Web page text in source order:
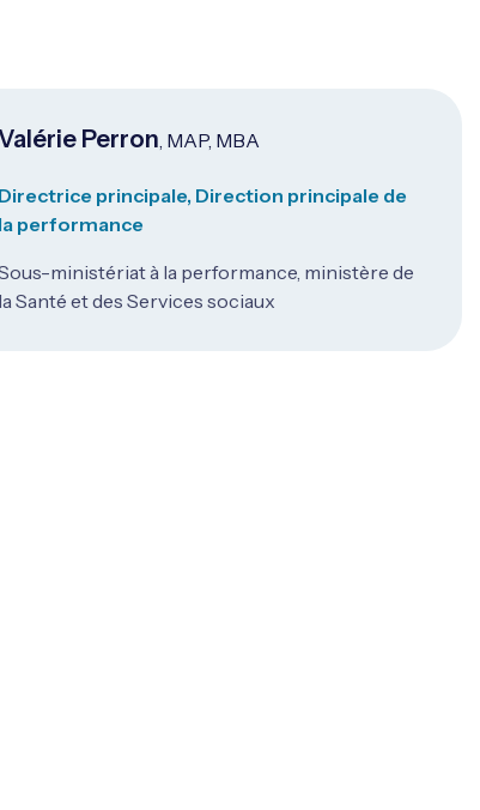
Perron, MAP, MBA
Directrice principale, Direction principale de
la performance
ministériat à la performance, ministère de
la Santé et des Services sociaux